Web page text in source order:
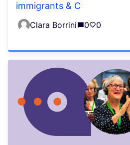
immigrants & C
Clara Borrini 0 0